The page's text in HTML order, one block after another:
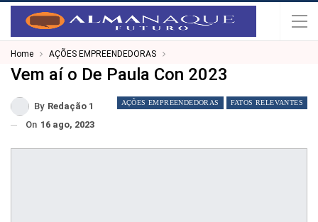
Home AÇÕES EMPREENDEDORAS
Vem aí o De Paula Con 2023
AÇÕES EMPREENDEDORAS FATOS RELEVANTES
By Redação 1
On 16 ago, 2023